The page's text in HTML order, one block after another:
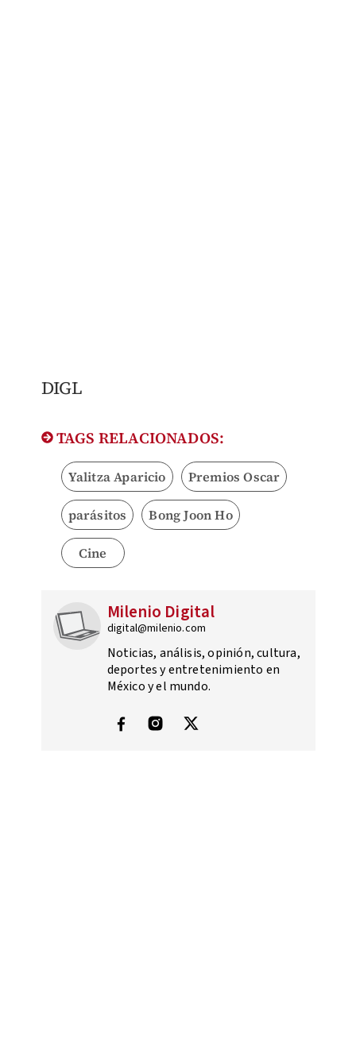
DIGL​
TAGS RELACIONADOS:
Yalitza Aparicio Premios Oscar
parásitos Bong Joon Ho
Cine
Milenio Digital
digital@milenio.com
Noticias, análisis, opinión, cultura,
deportes y entretenimiento en
México y el mundo.